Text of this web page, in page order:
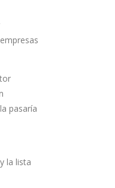
pasaría
la lista